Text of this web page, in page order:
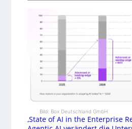
Bild: Box Deutschland GmbH
‚State of AI in the Enterprise